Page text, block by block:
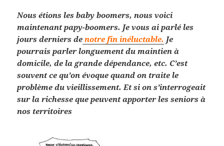
Nous étions les baby boomers, nous voici
maintenant papy-boomers. Je vous ai parlé les
jours derniers de notre fin inéluctable. Je
pourrais parler longuement du maintien à
domicile, de la grande dépendance, etc. C’est
souvent ce qu’on évoque quand on traite le
problème du vieillissement. Et si on s’interrogeait
sur la richesse que peuvent apporter les seniors à
nos territoires